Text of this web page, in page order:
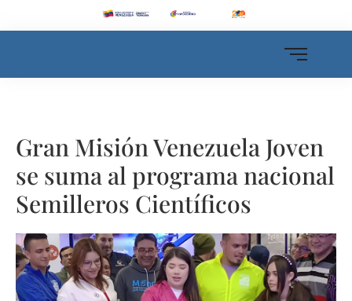
Gran Misión Venezuela Joven
se suma al programa nacional
Semilleros Científicos